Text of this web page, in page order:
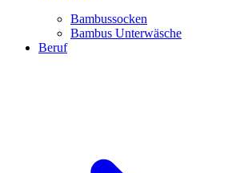
Bambussocken
Bambus Unterwäsche
Beruf